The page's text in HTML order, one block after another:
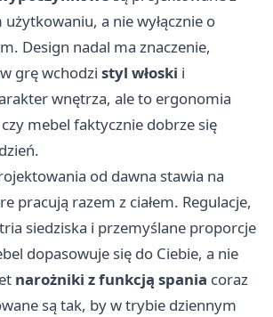
a nie wyłącznie o
Design nadal ma znaczenie,
grę wchodzi styl włoski i
wnętrza, ale to ergonomia
mebel faktycznie dobrze się
od dawna stawia na
pracują razem z ciałem. Regulacje,
siedziska i przemyślane proporcje
dopasowuje się do Ciebie, a nie
narożniki z funkcją spania coraz
są tak, by w trybie dziennym